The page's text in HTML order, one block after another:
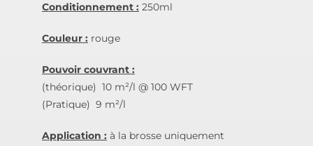
Conditionnement : 250ml
Couleur : rouge
Pouvoir couvrant :
(théorique) ­ 10 m²/l @ 100 WFT
(Pratique) ­ 9 m²/l
Application : à la brosse uniquement